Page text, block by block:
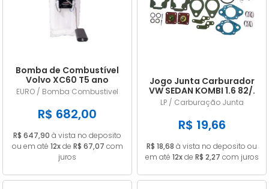
Bomba de Combustível
Volvo XC60 T5 ano
2015/... em diante
A2C53325536
EURO / Bomba Combustivel
R$ 682,00
R$ 647,90 à vista no deposito
ou em até 12xde R$ 67,07 com
juros
Jogo Junta Carburador
VW SEDAN KOMBI 1.6 82/.
CARB 32 PDSIT ALCOOL
LP / Carburação Junta
R$ 19,66
R$ 18,68 à vista no deposito ou
em até 12xde R$ 2,27 com juros